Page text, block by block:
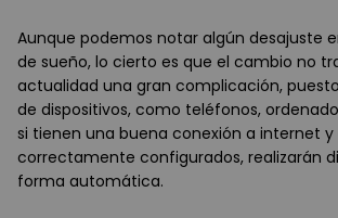
Aunque podemos notar algún desajuste
de sueño, lo cierto es que el cambio no
actualidad una gran complicación,
de dispositivos, como teléfonos,
si tienen una buena conexión a internet y
correctamente configurados, realizarán
forma automática.